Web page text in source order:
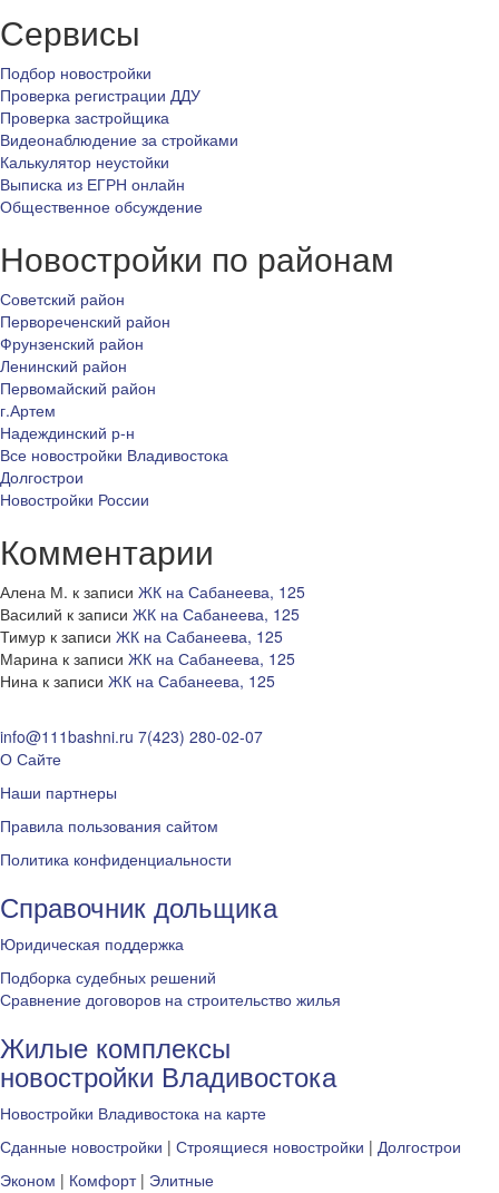
Сервисы
Подбор новостройки
Проверка регистрации ДДУ
Проверка застройщика
Видеонаблюдение за стройками
Калькулятор неустойки
Выписка из ЕГРН онлайн
Общественное обсуждение
Новостройки по районам
Советский район
Первореченский район
Фрунзенский район
Ленинский район
Первомайский район
г.Артем
Надеждинский р-н
Все новостройки Владивостока
Долгострои
Новостройки России
Комментарии
Алена М. к записи ЖК на Сабанеева, 125
Василий к записи ЖК на Сабанеева, 125
Тимур к записи ЖК на Сабанеева, 125
Марина к записи ЖК на Сабанеева, 125
Нина к записи ЖК на Сабанеева, 125
info@111bashni.ru 7(423) 280-02-07
О Сайте
Наши партнеры
Правила пользования сайтом
Политика конфиденциальности
Справочник дольщика
Юридическая поддержка
Подборка судебных решений
Сравнение договоров на строительство жилья
Жилые комплексы
новостройки Владивостока
Новостройки Владивостока на карте
Сданные новостройки | Строящиеся новостройки | Долгострои
Эконом | Комфорт| Элитные